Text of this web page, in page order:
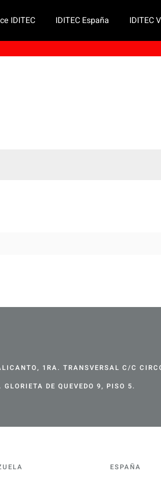
IDITEC IDITEC España IDITEC
1RA. TRANSVERSAL C/C
GLORIETA DE QUEVEDO 9, PISO 5.
ESPAÑA